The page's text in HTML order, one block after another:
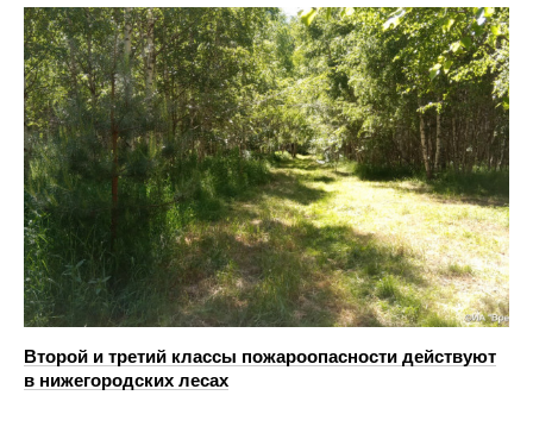
Второй и третий классы пожароопасности действуют
в нижегородских лесах